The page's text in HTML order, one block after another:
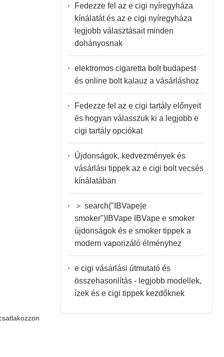
Fedezze fel az e cigi nyíregyháza
kínálatát és az e cigi nyíregyháza
legjobb választásait minden
dohányosnak
elektromos cigaretta bolt budapest
és online bolt kalauz a vásárláshoz
Fedezze fel az e cigi tartály előnyeit
és hogyan válasszuk ki a legjobb e
cigi tartály opciókat
Újdonságok, kedvezmények és
vásárlási tippek az e cigi bolt vecsés
kínálatában
＞ search("IBVape|e
smoker")IBVape IBVape e smoker
újdonságok és e smoker tippek a
modern vaporizáló élményhez
e cigi vásárlási útmutató és
összehasonlítás - legjobb modellek,
ízek és e cigi tippek kezdőknek